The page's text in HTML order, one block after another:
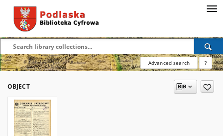
Advanced search ?
OBJECT